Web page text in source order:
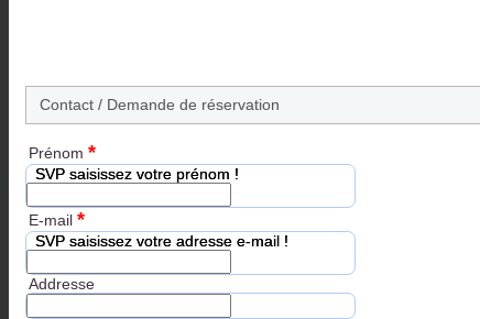
Contact / Demande de réservation
Prénom *
SVP saisissez votre prénom !
E-mail *
SVP saisissez votre adresse e-mail !
Addresse